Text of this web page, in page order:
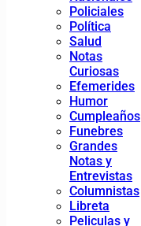
Policiales
Política
Salud
Notas
Curiosas
Efemerides
Humor
Cumpleaños
Funebres
Grandes
Notas y
Entrevistas
Columnistas
Libreta
Peliculas y